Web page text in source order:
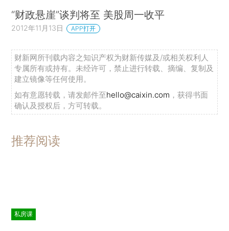
“财政悬崖”谈判将至 美股周一收平
2012年11月13日 APP打开
财新网所刊载内容之知识产权为财新传媒及/或相关权利人
专属所有或持有。未经许可，禁止进行转载、摘编、复制及
建立镜像等任何使用。
如有意愿转载，请发邮件至hello@caixin.com ，获得书面
确认及授权后，方可转载。
推荐阅读
私房课